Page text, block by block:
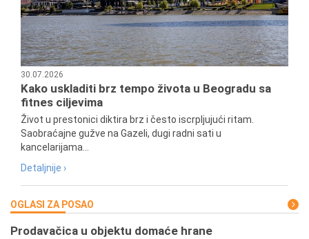
30.07.2026
Kako uskladiti brz tempo života u Beogradu sa
fitnes ciljevima
Život u prestonici diktira brz i često iscrpljujući ritam.
Saobraćajne gužve na Gazeli, dugi radni sati u
kancelarijama...
Detaljnije ›
OGLASI ZA POSAO
Prodavačica u objektu domaće hrane